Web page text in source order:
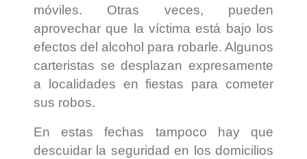
móviles. Otras veces, pueden
aprovechar que la víctima está bajo los
efectos del alcohol para robarle. Algunos
carteristas se desplazan expresamente
a localidades en fiestas para cometer
sus robos.
En estas fechas tampoco hay que
descuidar la seguridad en los domicilios